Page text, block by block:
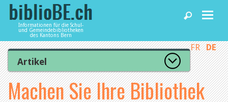
Informationen für die Schul-
und Gemeindebibliotheken
des Kantons Bern
Home
News und Fachbeiträge
FR DE
Artikel
Zur Artikelübersicht
Lesenswert
Gut bewertet
Machen Sie Ihre Bibliothek